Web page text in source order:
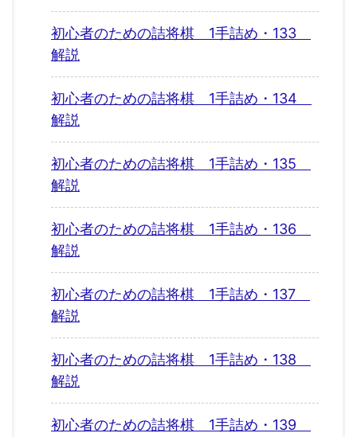
初心者のための詰将棋 1手詰め・133
解説
初心者のための詰将棋 1手詰め・134
解説
初心者のための詰将棋 1手詰め・135
解説
初心者のための詰将棋 1手詰め・136
解説
初心者のための詰将棋 1手詰め・137
解説
初心者のための詰将棋 1手詰め・138
解説
初心者のための詰将棋 1手詰め・139